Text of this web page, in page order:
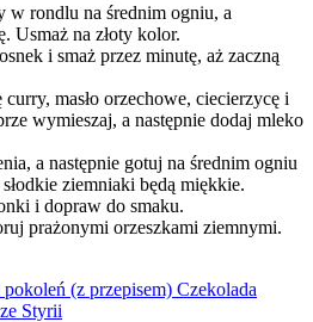
w rondlu na średnim ogniu, a
Usmaż na złoty kolor.
i smaż przez minutę, aż zaczną
masło orzechowe, ciecierzycę i
wymieszaj, a następnie dodaj mleko
a następnie gotuj na średnim ogniu
ziemniaki będą miękkie.
i dopraw do smaku.
prażonymi orzeszkami ziemnymi.
(z przepisem) Czekolada
Styrii